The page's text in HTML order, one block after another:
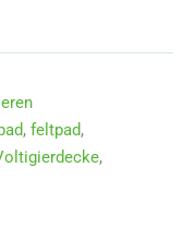
, feltpad,
,